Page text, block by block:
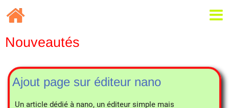
Nouveautés
Ajout page sur éditeur nano
Un article dédié à nano, un éditeur simple mais